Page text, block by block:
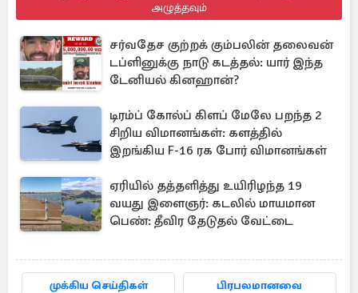
அழுத்தவும்
சர்வதேச குற்றக் கும்பலின் தலைவன்
டப்ளினுக்கு நாடு கடத்தல்: யார் இந்த
டேனியல் கினஹான்?
டிரம்ப் கோல்ப் கிளப் மேலே பறந்த 2
சிறிய விமானங்கள்: களத்தில்
இறங்கிய F-16 ரக போர் விமானங்கள்
ஏரியில் தத்தளித்து உயிரிழந்த 19
வயது இளைஞர்: கடலில் மாயமான
பெண்: தீவிர தேடுதல் வேட்டை
முக்கிய செய்திகள் பிரபலமானவை